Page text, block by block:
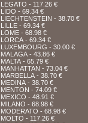
LEGATO - 117.26 €
LIDO - 69.34 €
LIECHTENSTEIN - 38.70 €
LILLE - 69.34 €
LOME - 68.98 €
LORCA - 69.34 €
LUXEMBOURG - 30.00 €
MALAGA - 43.86 €
MALTA - 65.79 €
MANHATTAN - 73.04 €
MARBELLA - 38.70 €
MEDINA - 38.70 €
MENTON - 74.09 €
MEXICO - 48.91 €
MILANO - 68.98 €
MODERATO - 68.98 €
MOLTO - 117.26 €